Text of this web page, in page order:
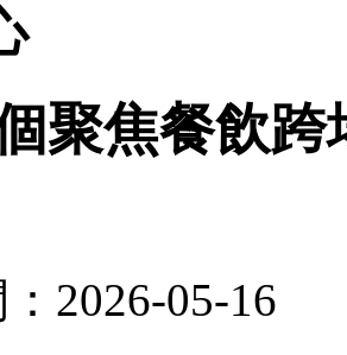
聚焦餐飲
2026-05-16